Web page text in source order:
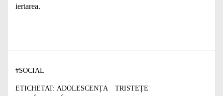
iertarea.
#SOCIAL
ETICHETAT: ADOLESCENȚA
TRISTEȚE